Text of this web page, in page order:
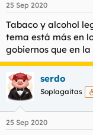
e
:
25 Sep 2020
Tabaco y alcohol
tema está más en
gobiernos que en
serdo
Soplagaitas
25 Sep 2020